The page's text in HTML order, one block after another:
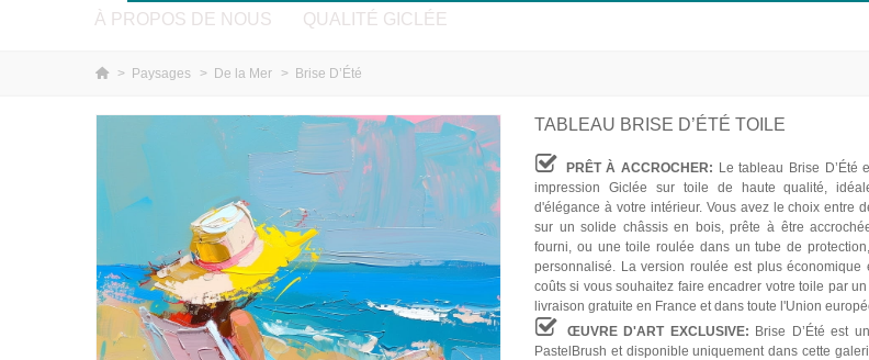
À PROPOS DE NOUS
QUALITÉ GICLÉE
> Paysages > De la Mer > Brise D’Été
TABLEAU BRISE D’ÉTÉ TOILE
PRÊT À ACCROCHER: Le tableau Brise D’Été
impression Giclée sur toile de haute qualité,
d'élégance à votre intérieur. Vous avez le choix entre
sur un solide châssis en bois, prête à être
fourni, ou une toile roulée dans un tube de
personnalisé. La version roulée est plus
coûts si vous souhaitez faire encadrer votre toile par
livraison gratuite en France et dans toute l'Union
ŒUVRE D'ART EXCLUSIVE: Brise D’Été est
PastelBrush et disponible uniquement dans cette